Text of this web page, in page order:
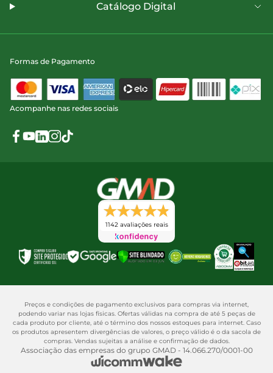
Catálogo Digital
Formas de Pagamento
Acompanhe nas redes sociais
1142 avaliações reais
Preços e condições de pagamento exclusivos para compras via internet,
podendo variar nas lojas físicas. Ofertas válidas na compra de até 5 peças de
cada produto por cliente, até o término dos nossos estoques para internet. Caso
os produtos apresentem divergências de valores, o preço válido é o da sacola de
compras. Vendas sujeitas a análise e confirmação de dados.
Associação das empresas do grupo GMAD - 14.066.270/0001-00